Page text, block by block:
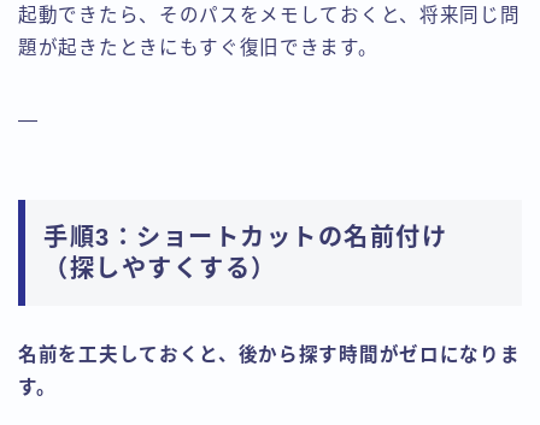
起動できたら、そのパスをメモしておくと、将来同じ問
題が起きたときにもすぐ復旧できます。
—
手順3：ショートカットの名前付け
（探しやすくする）
名前を工夫しておくと、後から探す時間がゼロになりま
す。